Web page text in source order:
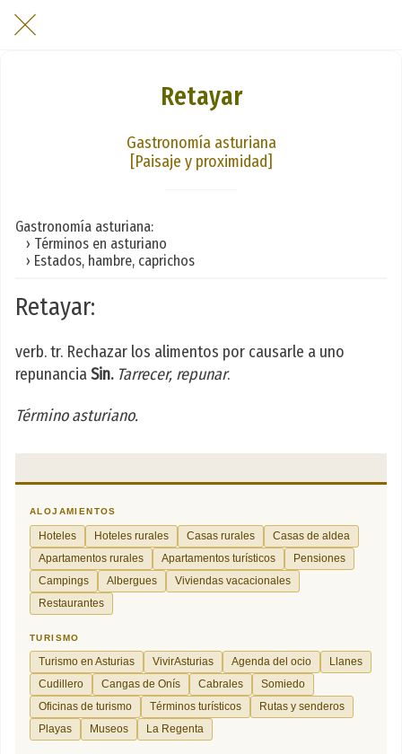
Retayar
Gastronomía asturiana
[Paisaje y proximidad]
Gastronomía asturiana:
› Términos en asturiano
› Estados, hambre, caprichos
Retayar:
verb. tr. Rechazar los alimentos por causarle a uno
repunanciaSin. Tarrecer, repunar.
Término asturiano.